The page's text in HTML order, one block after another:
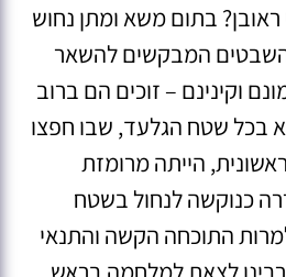
ראובן? בתום משא ומתן נחוש
השבטים המבקשים להשאר
וקינינם – זוכים הם ברוב
בכל שטח הגלעד, שבו חפצו
הייתה מרומזת
כנוקשה לנחול בשטח
התוכחה הקשה והתנאי